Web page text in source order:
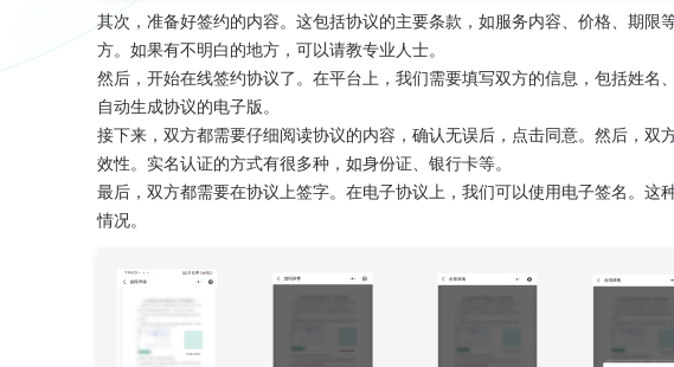
其次，准备好签约的内容。这包括协议的主要条款，如服务内容、价格、期限
方。如果有不明白的地方，可以请教专业人士。
然后，开始在线签约协议了。在平台上，我们需要填写双方的信息，包括姓名
自动生成协议的电子版。
接下来，双方都需要仔细阅读协议的内容，确认无误后，点击同意。然后，双
效性。实名认证的方式有很多种，如身份证、银行卡等。
最后，双方都需要在协议上签字。在电子协议上，我们可以使用电子签名。这
情况。